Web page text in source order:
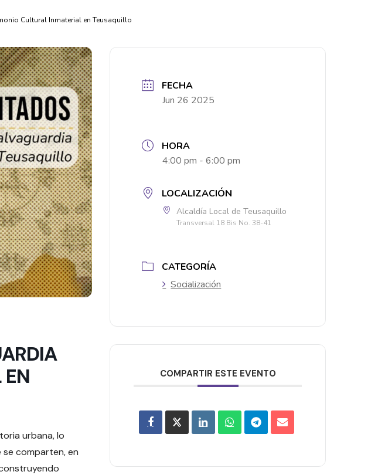
Cultural Inmaterial en Teusaquillo
urbana, lo
comparten, en
FECHA
Jun 26 2025
HORA
4:00 pm - 6:00 pm
LOCALIZACIÓN
Alcaldía Local de Teusaquillo
Transversal 18 Bis No. 38-41
CATEGORÍA
Socialización
COMPARTIR ESTE EVENTO